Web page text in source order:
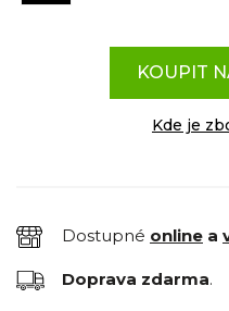
KOUPIT
Kde je
Dostupné online a
Doprava zdarma.